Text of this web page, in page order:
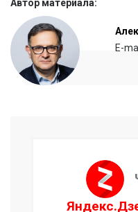
Автор материала:
E-